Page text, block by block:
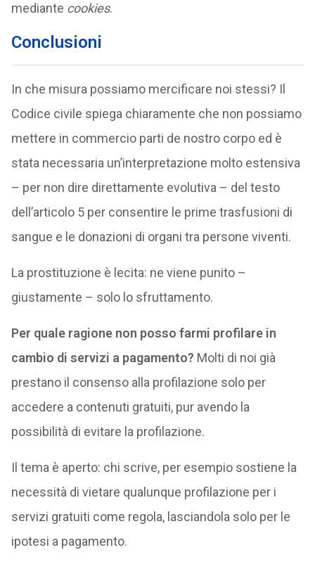
mediante cookies.
Conclusioni
In che misura possiamo mercificare noi stessi? Il
Codice civile spiega chiaramente che non possiamo
mettere in commercio parti de nostro corpo ed è
stata necessaria un’interpretazione molto estensiva
– per non dire direttamente evolutiva – del testo
dell’articolo 5 per consentire le prime trasfusioni di
sangue e le donazioni di organi tra persone viventi.
La prostituzione è lecita: ne viene punito –
giustamente – solo lo sfruttamento.
Per quale ragione non posso farmi profilare in
cambio di servizi a pagamento? Molti di noi già
prestano il consenso alla profilazione solo per
accedere a contenuti gratuiti, pur avendo la
possibilità di evitare la profilazione.
Il tema è aperto: chi scrive, per esempio sostiene la
necessità di vietare qualunque profilazione per i
servizi gratuiti come regola, lasciandola solo per le
ipotesi a pagamento.